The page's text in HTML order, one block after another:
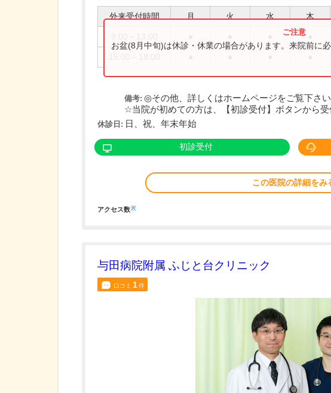
外来受付時間 月 火 水 木
お盆(8月中旬)は休診・休業の場合があります。来院前に
備考: ◎その他、詳しくはホームページをご覧下さい
☆当院が初めての方は、【初診受付】ボタンから
休診日: 日、祝、年末年始
初診受付
この医院の詳細をみ
アクセス数※
与田病院附属 ふじと台クリニック
口コミ 1件